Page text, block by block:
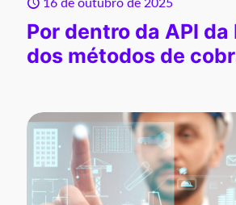
16 de outubro de 2025
Por dentro da API da
dos métodos de